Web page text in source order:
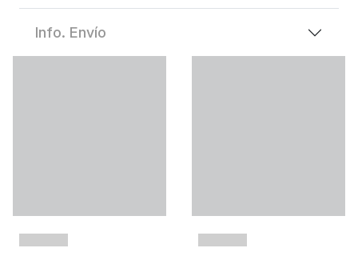
Info. Envío